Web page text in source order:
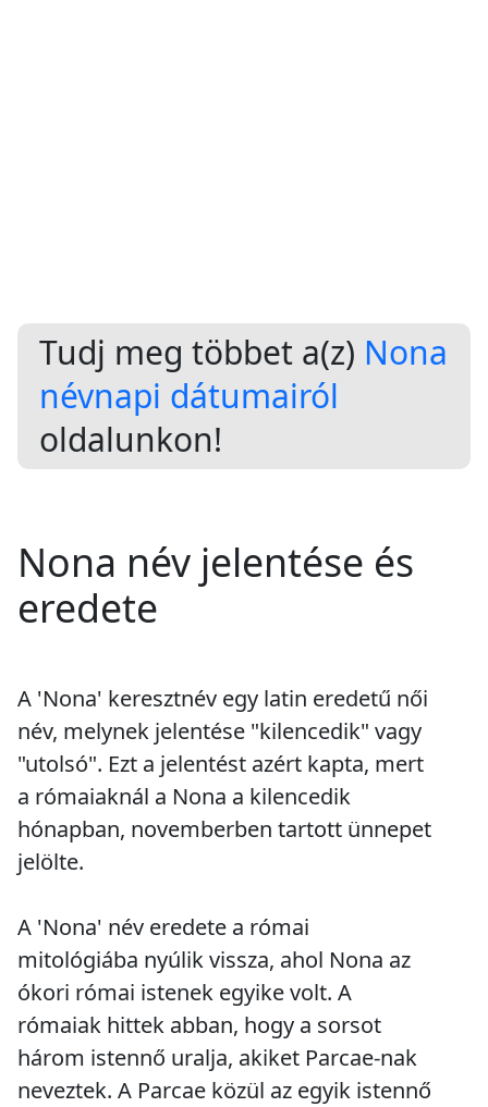
Tudj meg többet a(z) Nona
névnapi dátumairól
oldalunkon!
Nona név jelentése és
eredete
A 'Nona' keresztnév egy latin eredetű női
név, melynek jelentése "kilencedik" vagy
"utolsó". Ezt a jelentést azért kapta, mert
a rómaiaknál a Nona a kilencedik
hónapban, novemberben tartott ünnepet
jelölte.
A 'Nona' név eredete a római
mitológiába nyúlik vissza, ahol Nona az
ókori római istenek egyike volt. A
rómaiak hittek abban, hogy a sorsot
három istennő uralja, akiket Parcae-nak
neveztek. A Parcae közül az egyik istennő